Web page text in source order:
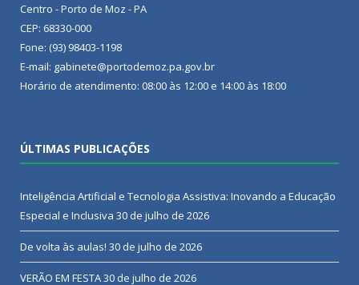
Centro - Porto de Moz - PA
CEP: 68330-000
Fone: (93) 98403-1198
E-mail: gabinete@portodemoz.pa.gov.br
Horário de atendimento: 08:00 às 12:00 e 14:00 às 18:00
ÚLTIMAS PUBLICAÇÕES
Inteligência Artificial e Tecnologia Assistiva: Inovando a Educação
Especial e Inclusiva 30 de julho de 2026
De volta às aulas! 30 de julho de 2026
VERÃO EM FESTA30 de julho de 2026